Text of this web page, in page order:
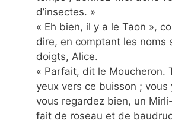
d’insectes. »
« Eh bien, il y a le Taon »,
dire, en comptant les noms
doigts, Alice.
« Parfait, dit le Moucheron.
yeux vers ce buisson ; vous
vous regardez bien, un
fait de roseau et de